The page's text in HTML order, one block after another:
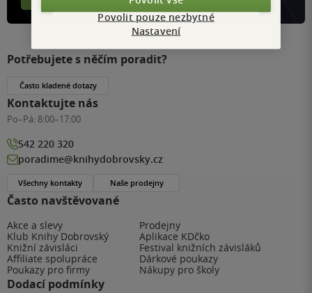
Často navštěvované
Akce a slevy
Prodejny
Klub Knihy Dobrovský
Aplikace KDčko
Knižní závisláci
Festival knižních závisláků
Affiliate spolupráce
Dárkové poukazy
Poukazy pro firmy
Nákupy pro školy
Dodací podmínky
Potřebujete s něčím poradit?
Často kladené dotazy
Kontaktujte nás
Po–Pá: 8:00–17:00
542 220 320
poradime@knihydobrovsky.cz
Všechny kontakty Naše prodejny
Povolit pouze nezbytné
Nastavení